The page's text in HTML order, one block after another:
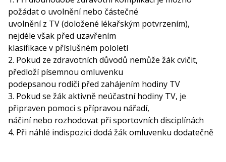
požádat o uvolnění nebo částečné
uvolnění z TV (doložené lékařským potvrzením),
nejdéle však před uzavřením
klasifikace v příslušném pololetí
2. Pokud ze zdravotních důvodů nemůže žák cvičit,
předloží písemnou omluvenku
podepsanou rodiči před zahájením hodiny TV
3. Pokud se žák aktivně neúčastní hodiny TV, je
připraven pomoci s přípravou nářadí,
náčiní nebo rozhodovat při sportovních disciplínách
4. Při náhlé indispozici dodá žák omluvenku dodatečně